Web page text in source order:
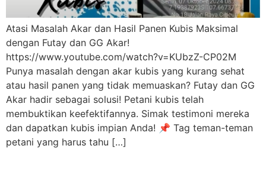
Atasi Masalah Akar dan Hasil Panen Kubis Maksimal
dengan Futay dan GG Akar!
https://www.youtube.com/watch?v=KUbzZ-CP02M
Punya masalah dengan akar kubis yang kurang sehat
atau hasil panen yang tidak memuaskan? Futay dan GG
Akar hadir sebagai solusi! Petani kubis telah
membuktikan keefektifannya. Simak testimoni mereka
dan dapatkan kubis impian Anda! 📌 Tag teman-teman
petani yang harus tahu […]